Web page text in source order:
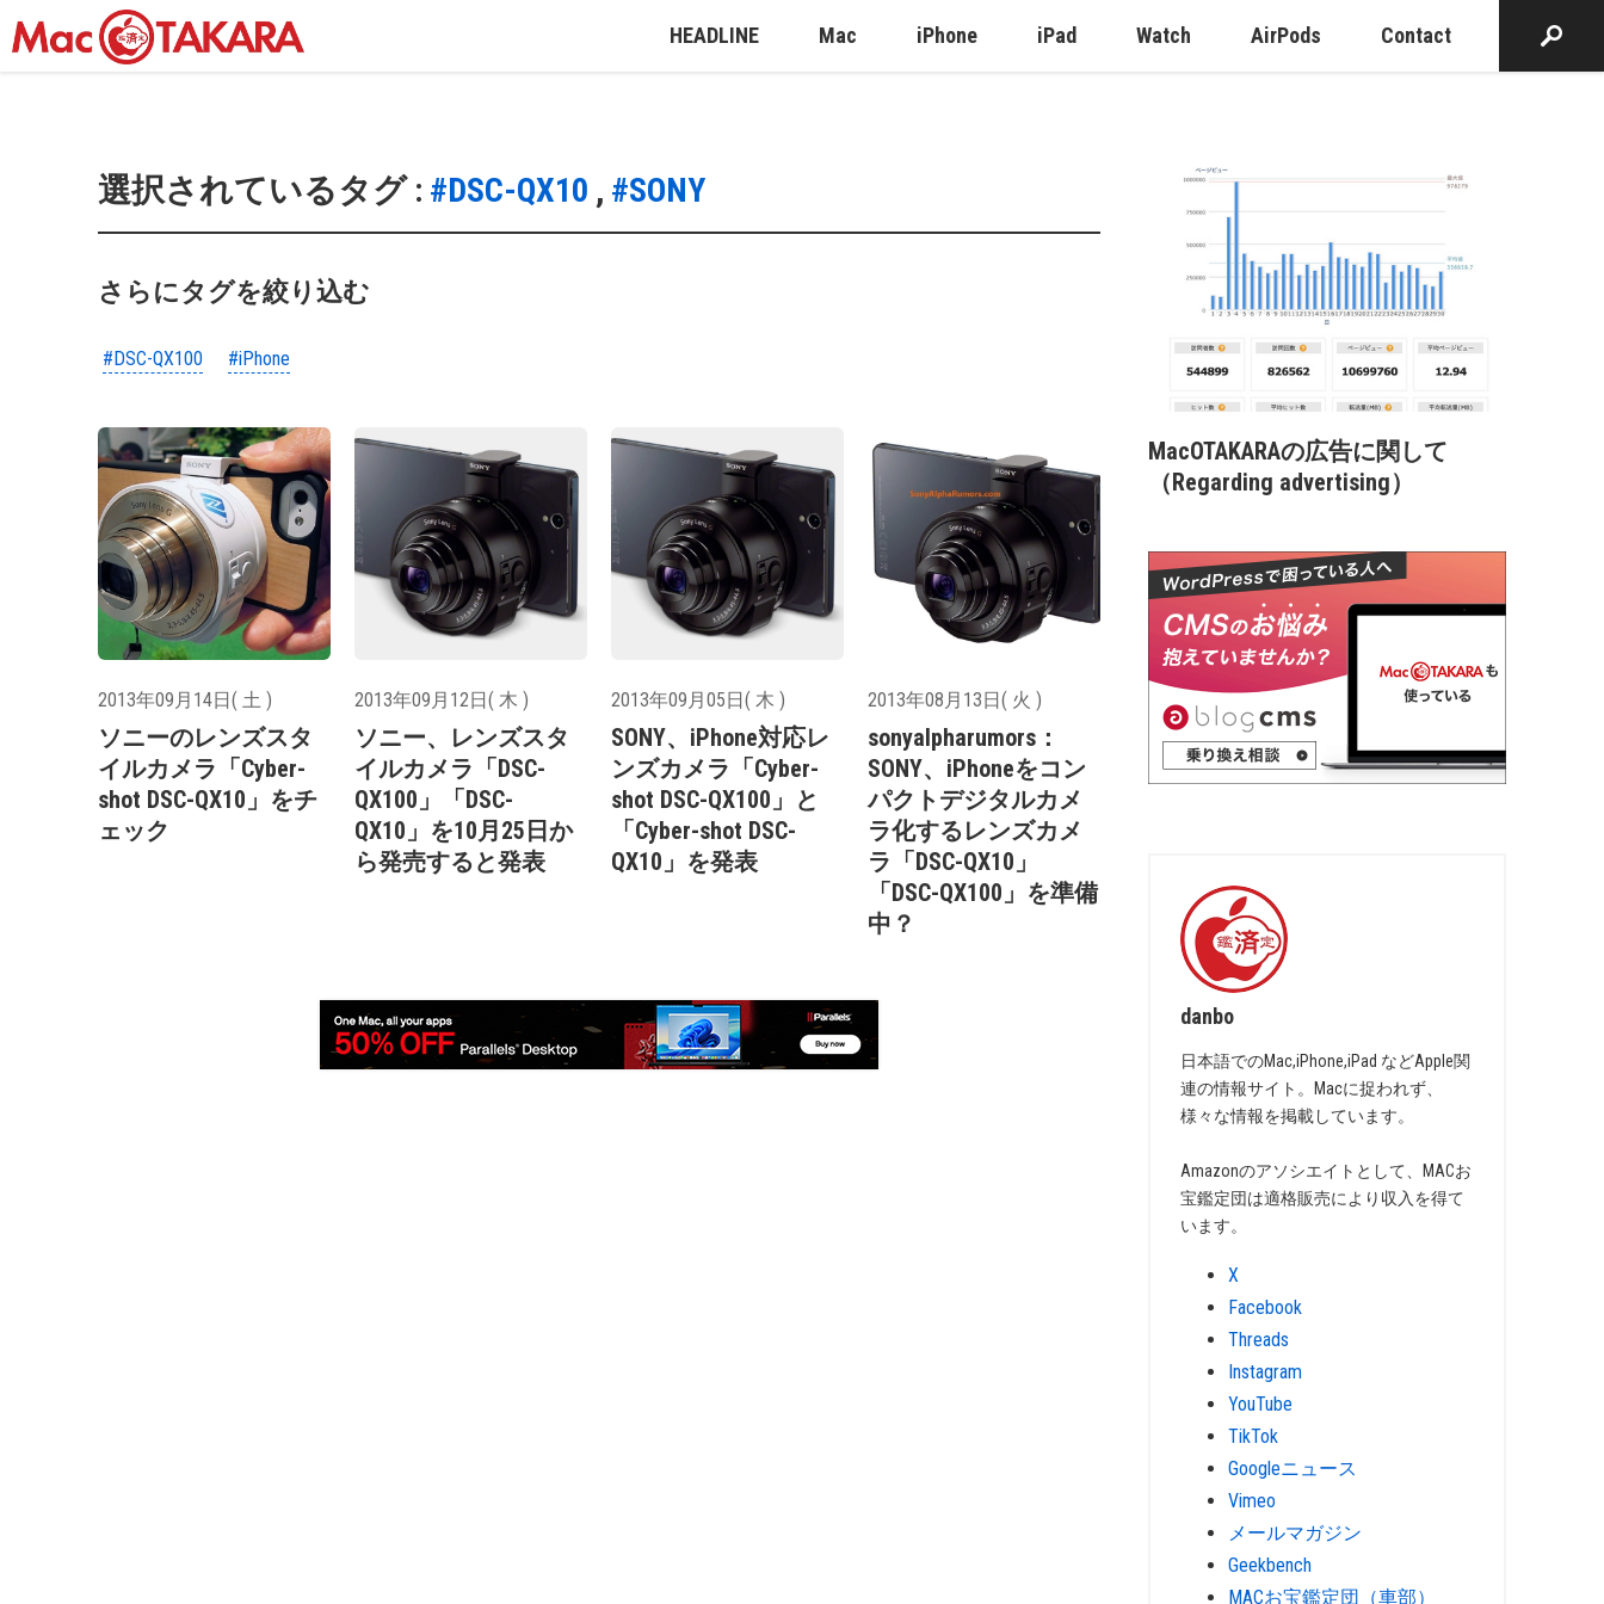
HEADLINE Mac iPhone iPad Watch AirPods Contact
選択されているタグ : #DSC-QX10 , #SONY
さらにタグを絞り込む
#DSC-QX100 #iPhone
2013年09月14日( 土 )
ソニーのレンズスタ
イルカメラ「Cyber-
shot DSC-QX10」をチ
ェック
2013年09月12日( 木 )
ソニー、レンズスタ
イルカメラ「DSC-
QX100」「DSC-
QX10」を10月25日か
ら発売すると発表
2013年09月05日( 木 )
SONY、iPhone対応レ
ンズカメラ「Cyber-
shot DSC-QX100」と
「Cyber-shot DSC-
QX10」を発表
2013年08月13日( 火 )
sonyalpharumors：
SONY、iPhoneをコン
パクトデジタルカメ
ラ化するレンズカメ
ラ「DSC-QX10」
「DSC-QX100」を準備
中？
MacOTAKARAの広告に関して
（Regarding advertising）
danbo
日本語でのMac,iPhone,iPad などApple関
連の情報サイト。Macに捉われず、
様々な情報を掲載しています。
Amazonのアソシエイトとして、MACお
宝鑑定団は適格販売により収入を得て
います。
X
Facebook
Threads
Instagram
YouTube
TikTok
Googleニュース
Vimeo
メールマガジン
Geekbench
MACお宝鑑定団（車部）